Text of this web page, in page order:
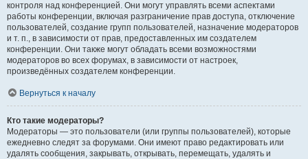
контроля над конференцией. Они могут управлять всеми аспектами
работы конференции, включая разграничение прав доступа, отключение
пользователей, создание групп пользователей, назначение модераторов
и т. п., в зависимости от прав, предоставленных им создателем
конференции. Они также могут обладать всеми возможностями
модераторов во всех форумах, в зависимости от настроек,
произведённых создателем конференции.
Вернуться к началу
Кто такие модераторы?
Модераторы — это пользователи (или группы пользователей), которые
ежедневно следят за форумами. Они имеют право редактировать или
удалять сообщения, закрывать, открывать, перемещать, удалять и